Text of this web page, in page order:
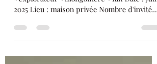
#anniversaire #backdrop #ours
2025 Lieu : maison privée Nombre d'invités :
3200 invités...